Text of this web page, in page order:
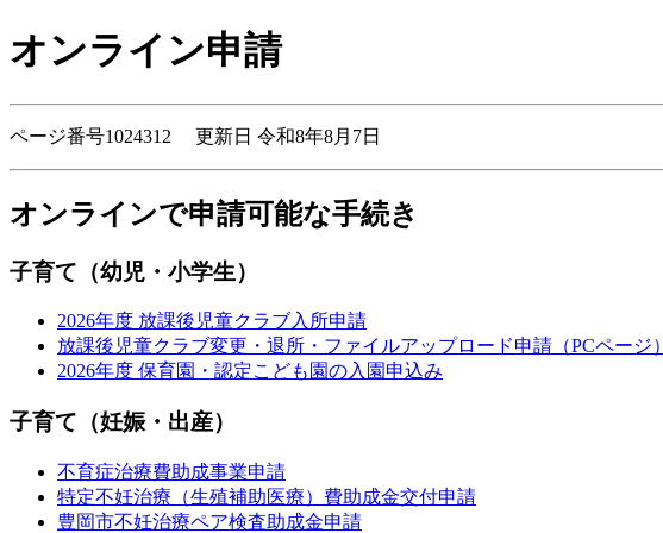
オンライン申請
ページ番号1024312 更新日 令和8年8月7日
オンラインで申請可能な手続き
子育て（幼児・小学生）
2026年度 放課後児童クラブ入所申請
放課後児童クラブ変更・退所・ファイルアップロード申請（PCページ）
2026年度 保育園・認定こども園の入園申込み
子育て（妊娠・出産）
不育症治療費助成事業申請
特定不妊治療（生殖補助医療）費助成金交付申請
豊岡市不妊治療ペア検査助成金申請